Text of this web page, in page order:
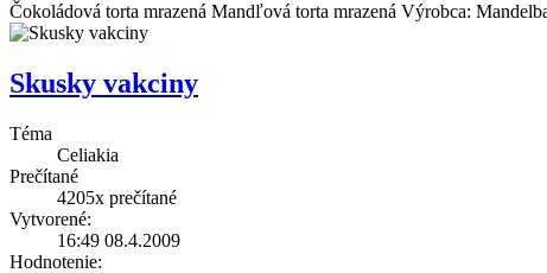
Čokoládová torta mrazená Mandľová torta mrazená Výrobca:
Skusky vakciny
Téma
Celiakia
Prečítané
4205x prečítané
Vytvorené:
16:49 08.4.2009
Hodnotenie: